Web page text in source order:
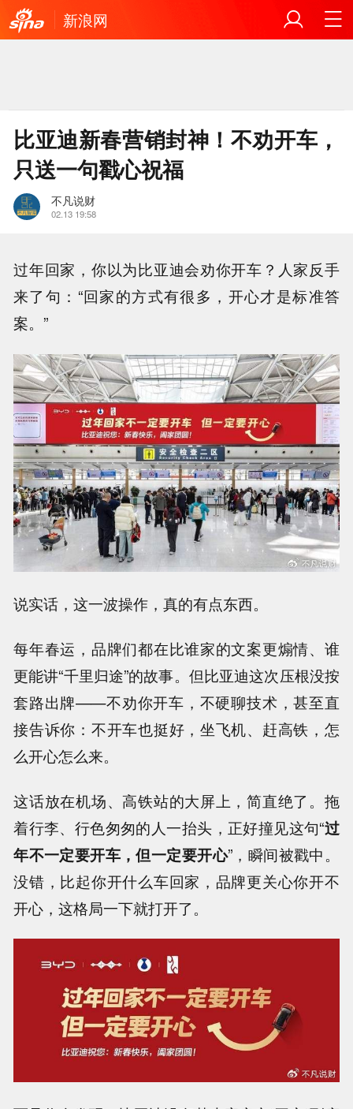
新浪网
比亚迪新春营销封神！不劝开车，
只送一句戳心祝福
不凡说财
02.13 19:58
过年回家，你以为比亚迪会劝你开车？人家反手
来了句：“回家的方式有很多，开心才是标准答
案。”
说实话，这一波操作，真的有点东西。
每年春运，品牌们都在比谁家的文案更煽情、谁
更能讲“千里归途”的故事。但比亚迪这次压根没按
套路出牌——不劝你开车，不硬聊技术，甚至直
接告诉你：不开车也挺好，坐飞机、赶高铁，怎
么开心怎么来。
这话放在机场、高铁站的大屏上，简直绝了。拖
着行李、行色匆匆的人一抬头，正好撞见这句“过
年不一定要开车，但一定要开心”，瞬间被戳中。
没错，比起你开什么车回家，品牌更关心你开不
开心，这格局一下就打开了。